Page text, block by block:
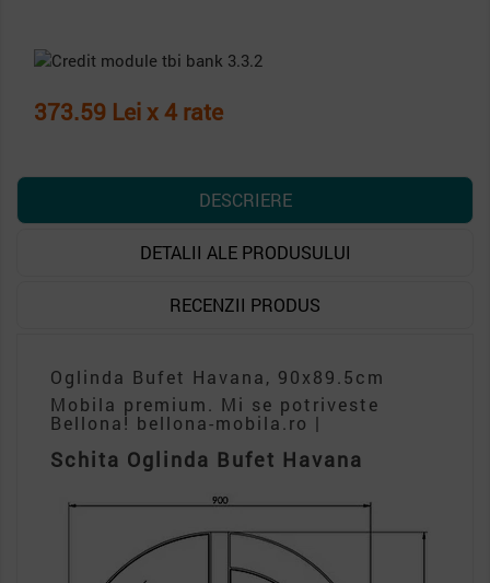
373.59 Lei x 4 rate
DESCRIERE
DETALII ALE PRODUSULUI
RECENZII PRODUS
Oglinda Bufet Havana, 90x89.5cm
Mobila premium. Mi se potriveste
Bellona! bellona-mobila.ro |
Schita Oglinda Bufet Havana